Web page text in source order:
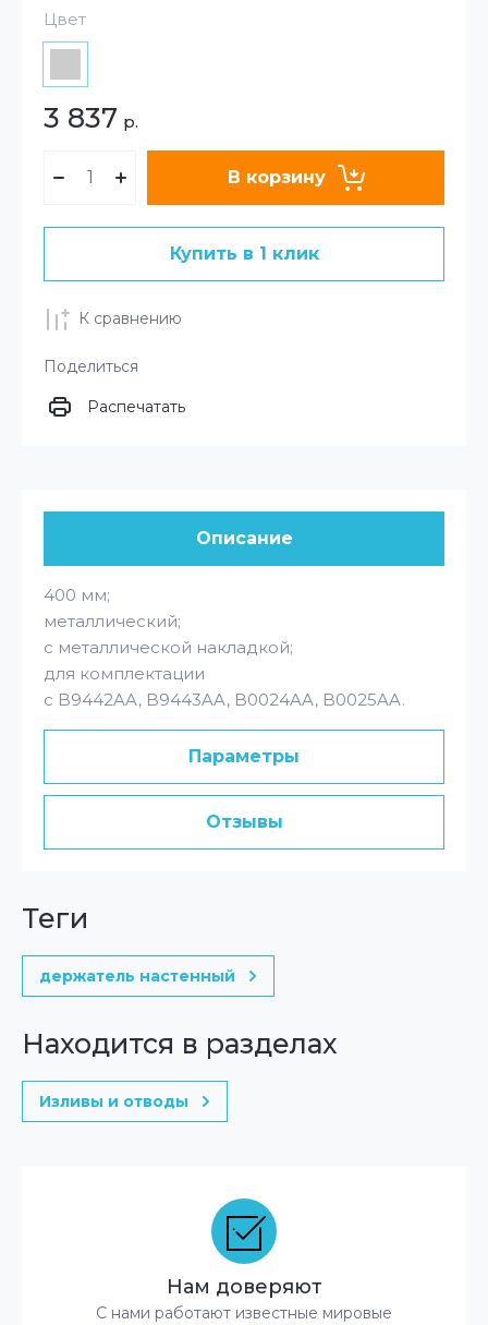
Цвет
3 837 р.
В корзину
Купить в 1 клик
К сравнению
Поделиться
Распечатать
Описание
400 мм;
металлический;
с металлической накладкой;
для комплектации
с B9442AA, B9443AA, B0024AA, B0025AA.
Параметры
Отзывы
теги
держатель настенный
Находится в разделах
Изливы и отводы
Нам доверяют
С нами работают известные мировые